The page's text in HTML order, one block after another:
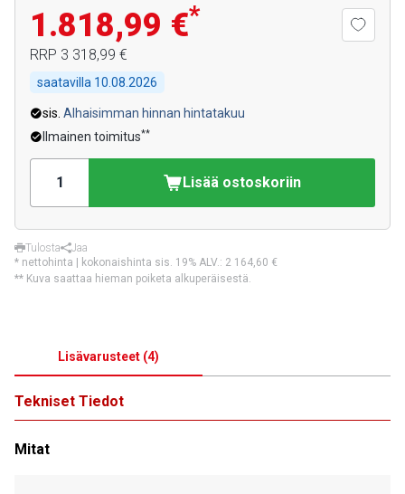
1.818,99 €*
RRP 3 318,99 €
saatavilla 10.08.2026
sis. Alhaisimman hinnan hintatakuu
Ilmainen toimitus**
Lisää ostoskoriin
Tulosta
Jaa
* nettohinta | kokonaishinta sis. 19% ALV.: 2 164,60 €
** Kuva saattaa hieman poiketa alkuperäisestä.
Lisävarusteet (4)
Tekniset Tiedot
Mitat